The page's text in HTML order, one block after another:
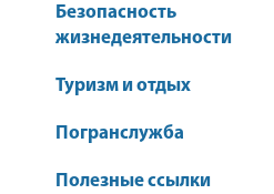
Безопасность
жизнедеятельности
Туризм и отдых
Погранслужба
Полезные ссылки